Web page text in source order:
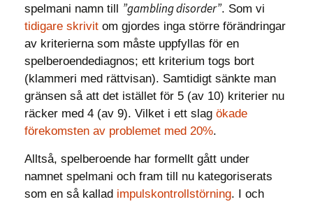
spelmani namn till
”gambling disorder”. Som vi
tidigare skrivit om gjordes inga större förändringar
av kriterierna som måste uppfyllas för en
spelberoendediagnos; ett kriterium togs bort
(klammeri med rättvisan). Samtidigt sänkte man
gränsen så att det istället för 5 (av 10) kriterier nu
räcker med 4 (av 9). Vilket i ett slag ökade
förekomsten av problemet med 20%.
Alltså, spelberoende har formellt gått under
namnet spelmani och fram till nu kategoriserats
som en så kallad impulskontrollstörning. I och